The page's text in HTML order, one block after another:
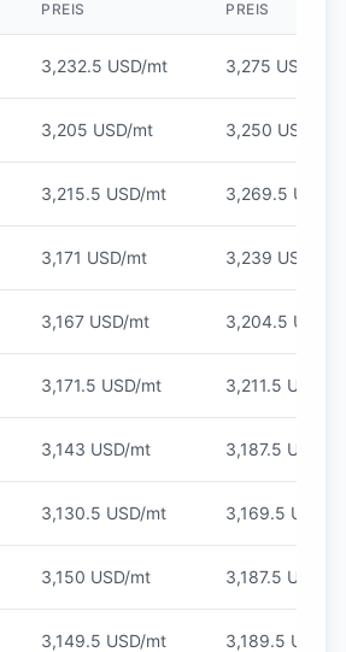
PREIS
PREIS
3,232.5 USD/mt 3,275 USD/mt
3,205 USD/mt 3,250 USD/mt
3,215.5 USD/mt 3,269.5 USD/
3,171 USD/mt 3,239 USD/mt
3,167 USD/mt 3,204.5 USD/
3,171.5 USD/mt 3,211.5 USD/mt
3,143 USD/mt 3,187.5 USD/mt
3,130.5 USD/mt 3,169.5 USD/
3,150 USD/mt 3,187.5 USD/mt
3,149.5 USD/mt 3,189.5 USD/